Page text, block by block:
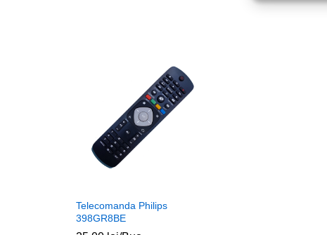
Telecomanda Philips
398GR8BE